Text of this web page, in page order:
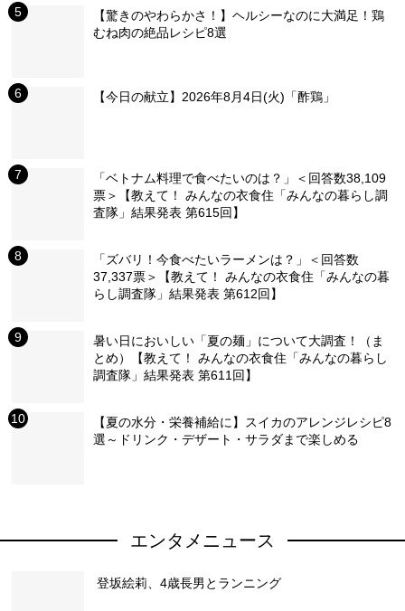
【驚きのやわらかさ！】ヘルシーなのに大満足！鶏
むね肉の絶品レシピ8選
【今日の献立】2026年8月4日(火)「酢鶏」
「ベトナム料理で食べたいのは？」＜回答数38,109
票＞【教えて！ みんなの衣食住「みんなの暮らし調
査隊」結果発表 第615回】
「ズバリ！今食べたいラーメンは？」＜回答数
37,337票＞【教えて！ みんなの衣食住「みんなの暮
らし調査隊」結果発表 第612回】
暑い日においしい「夏の麺」について大調査！（ま
とめ）【教えて！ みんなの衣食住「みんなの暮らし
調査隊」結果発表 第611回】
【夏の水分・栄養補給に】スイカのアレンジレシピ8
選～ドリンク・デザート・サラダまで楽しめる
エンタメニュース
登坂絵莉、4歳長男とランニング